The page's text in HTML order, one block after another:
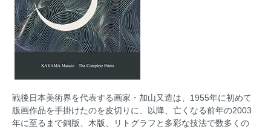
戦後日本美術界を代表する画家・加山又造は、1955年に初めて
版画作品を手掛けたのを皮切りに、以降、亡くなる前年の2003
年に至るまで銅版、木版、リトグラフと多彩な技法で数多くの